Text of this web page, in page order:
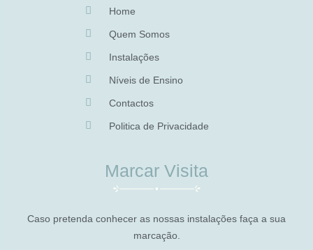
Home
Quem Somos
Instalações
Níveis de Ensino
Contactos
Politica de Privacidade
Marcar Visita
Caso pretenda conhecer as nossas instalações faça a sua
marcação.